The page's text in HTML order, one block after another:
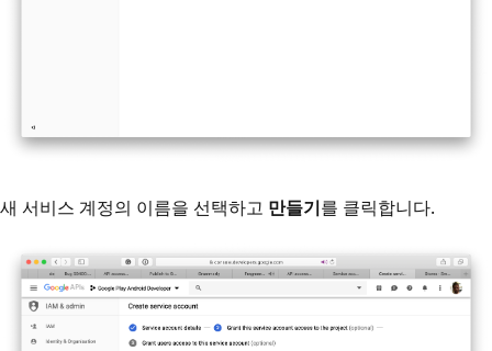
새 서비스 계정의 이름을 선택하고 만들기를 클릭합니다.